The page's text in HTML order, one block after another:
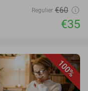
Regulier €60
€35
100%